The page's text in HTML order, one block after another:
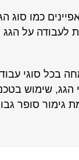
כמו סוג
לעבודה על הגג
בכל סוגי
שימוש
גימור סופר